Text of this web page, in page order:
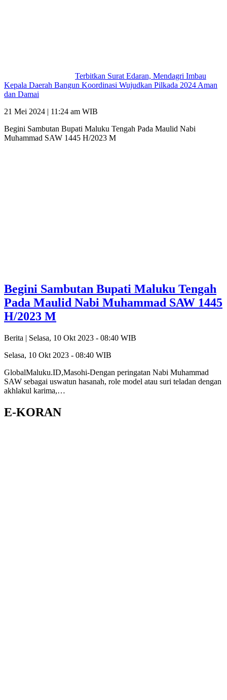
Terbitkan Surat Edaran, Mendagri Imbau
Kepala Daerah Bangun Koordinasi Wujudkan Pilkada 2024 Aman
dan Damai
21 Mei 2024 | 11:24 am WIB
Begini Sambutan Bupati Maluku Tengah Pada Maulid Nabi
Muhammad SAW 1445 H/2023 M
Begini Sambutan Bupati Maluku Tengah
Pada Maulid Nabi Muhammad SAW 1445
H/2023 M
Berita | Selasa, 10 Okt 2023 - 08:40 WIB
Selasa, 10 Okt 2023 - 08:40 WIB
GlobalMaluku.ID,Masohi-Dengan peringatan Nabi Muhammad
SAW sebagai uswatun hasanah, role model atau suri teladan dengan
akhlakul karima,…
E-KORAN